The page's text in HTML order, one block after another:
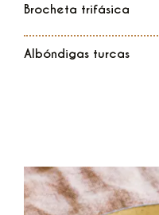
Brocheta trifásica
Albóndigas turcas